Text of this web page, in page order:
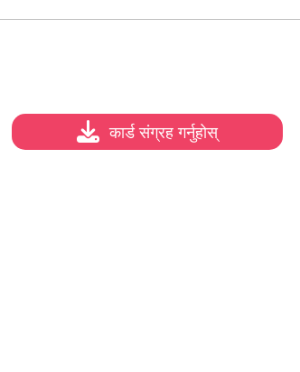
कार्ड संग्रह गर्नुहोस्